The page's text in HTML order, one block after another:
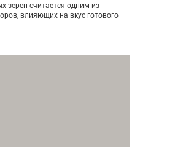
зерен считается одним из
влияющих на вкус готового